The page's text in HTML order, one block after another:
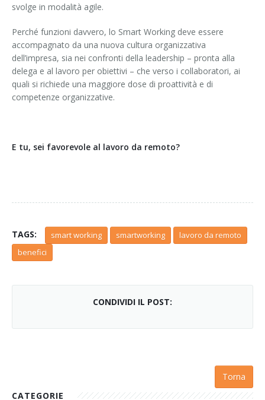
svolge in modalità agile.
Perché funzioni davvero, lo Smart Working deve essere
accompagnato da una nuova cultura organizzativa
dell’impresa, sia nei confronti della leadership – pronta alla
delega e al lavoro per obiettivi – che verso i collaboratori, ai
quali si richiede una maggiore dose di proattività e di
competenze organizzative.
E tu, sei favorevole al lavoro da remoto?
TAGS: smart working smartworking
lavoro da remoto
benefici
CONDIVIDI IL POST:
Torna
CATEGORIE